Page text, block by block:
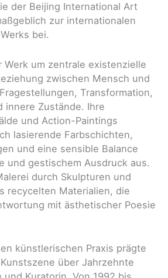
der Beijing International Art
zur internationalen
bei.
Werk um zentrale existenzielle
zwischen Mensch und
Transformation,
innere Zustände. Ihre
und Action-Paintings
lasierende Farbschichten,
und eine sensible Balance
und gestischem Ausdruck aus.
durch Skulpturen und
recycelten Materialien, die
mit ästhetischer Poesie
künstlerischen Praxis prägte
über Jahrzehnte